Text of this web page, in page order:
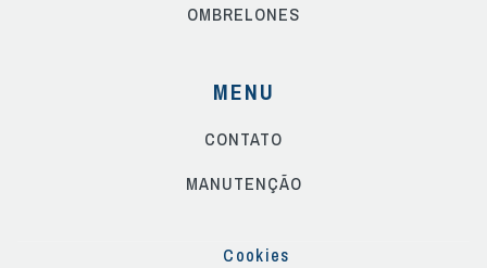
OMBRELONES
MENU
CONTATO
MANUTENÇÃO
Cookies